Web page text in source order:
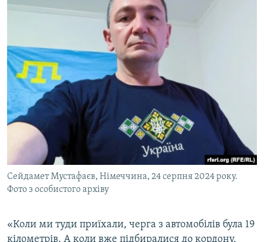
Сейдамет Мустафаєв, Німеччина, 24 серпня 2024 року.
Фото з особистого архіву
«Коли ми туди приїхали, черга з автомобілів була 19
кілометрів. А коли вже підбиралися до кордону,